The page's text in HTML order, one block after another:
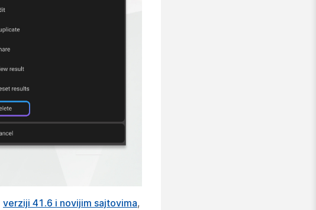
verziji 41.6 i novijim sajtovima,